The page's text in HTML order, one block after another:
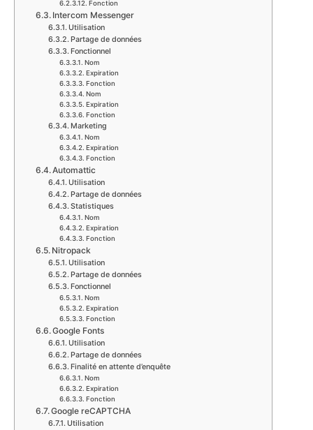
Fonction
Intercom Messenger
Utilisation
Partage de données
Fonctionnel
Nom
Expiration
Fonction
Nom
Expiration
Fonction
Marketing
Nom
Expiration
Fonction
Automattic
Utilisation
Partage de données
Statistiques
Nom
Expiration
Fonction
Nitropack
Utilisation
Partage de données
Fonctionnel
Nom
Expiration
Fonction
Google Fonts
Utilisation
Partage de données
Finalité en attente d’enquête
Nom
Expiration
Fonction
Google reCAPTCHA
Utilisation